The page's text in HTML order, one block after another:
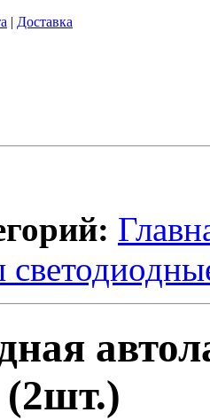
| Доставка
(2шт.)